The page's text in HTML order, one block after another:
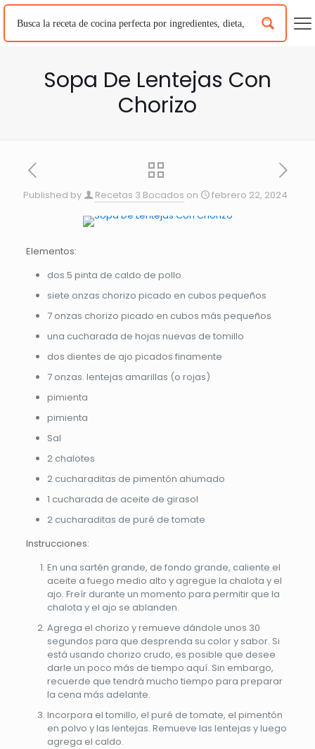
Sopa De Lentejas Con
Chorizo
Published by Recetas 3 Bocados on febrero 22, 2024
Elementos:
dos.5 pinta de caldo de pollo
siete onzas chorizo ​​picado en cubos pequeños
7 onzas chorizo ​​picado en cubos más pequeños
una cucharada de hojas nuevas de tomillo
dos dientes de ajo picados finamente
7 onzas. lentejas amarillas (o rojas)
pimienta
pimienta
Sal
2 chalotes
2 cucharaditas de pimentón ahumado
1 cucharada de aceite de girasol
2 cucharaditas de puré de tomate
Instrucciones:
En una sartén grande, de fondo grande, caliente el
aceite a fuego medio alto y agregue la chalota y el
ajo. Freír durante un momento para permitir que la
chalota y el ajo se ablanden.
Agrega el chorizo ​​y remueve dándole unos 30
segundos para que desprenda su color y sabor. Si
está usando chorizo ​​crudo, es posible que desee
darle un poco más de tiempo aquí. Sin embargo,
recuerde que tendrá mucho tiempo para preparar
la cena más adelante.
Incorpora el tomillo, el puré de tomate, el pimentón
en polvo y las lentejas. Remueve las lentejas y luego
agrega el caldo.